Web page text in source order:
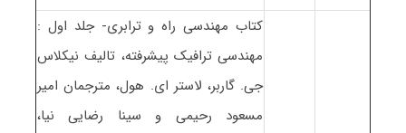
کتاب مهندسی راه و ترابری- جلد اول :
مهندسی ترافیک پیشرفته، تالیف نیکلاس
جی. گاربر، لاستر ای. هول، مترجمان امیر
مسعود رحیمی و سینا رضایی نیا،